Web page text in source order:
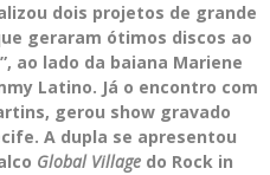
dois projetos de grande
geraram ótimos discos ao
ao lado da baiana Mariene
Latino. Já o encontro com
gerou show gravado
A dupla se apresentou
Global Village do Rock in